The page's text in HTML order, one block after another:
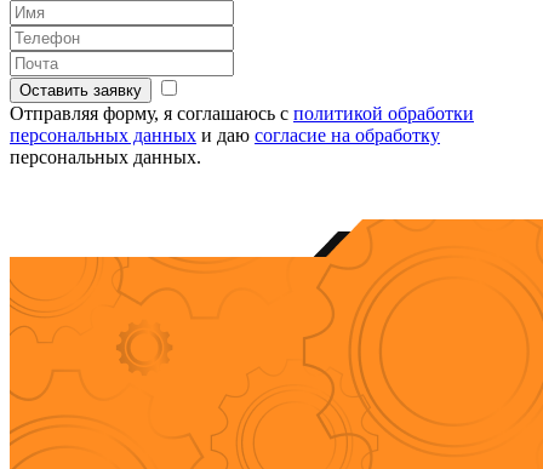
Оставить заявку
Отправляя форму, я соглашаюсь с политикой обработки
персональных данных и даю согласие на обработку
персональных данных.